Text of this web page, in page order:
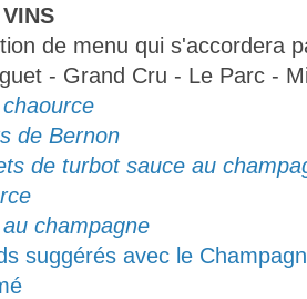
de menu qui s'accordera
- Grand Cru - Le Parc -
de Bernon
de turbot sauce au
champagne
suggérés avec le